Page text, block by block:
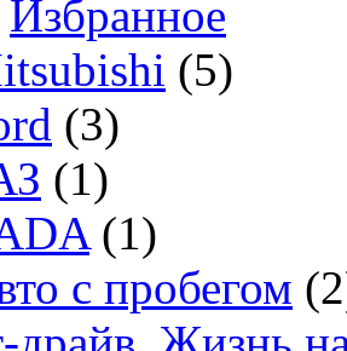
Избранное
(5)
(3)
(1)
(1)
с пробегом